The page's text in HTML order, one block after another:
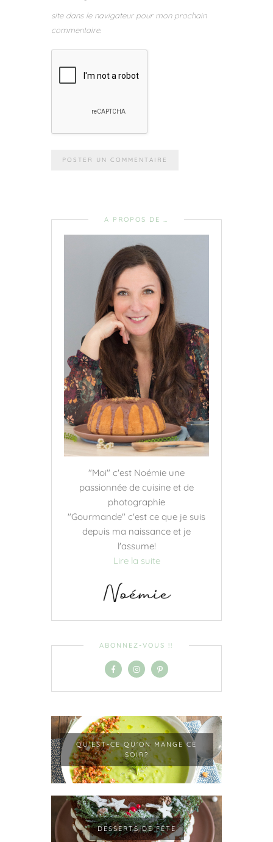
site dans le navigateur pour mon prochain
commentaire.
A PROPOS DE …
"Moi" c'est Noémie une
passionnée de cuisine et de
photographie
"Gourmande" c'est ce que je suis
depuis ma naissance et je
l'assume!
Lire la suite
ABONNEZ-VOUS !!
QU'EST-CE QU'ON MANGE CE
SOIR?
DESSERTS DE FÊTE